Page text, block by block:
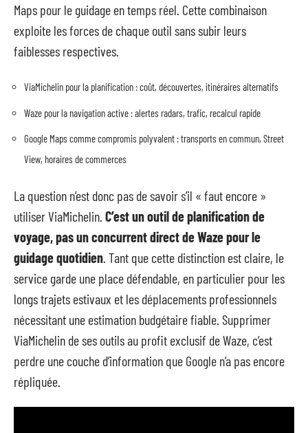
Maps pour le guidage en temps réel. Cette combinaison
exploite les forces de chaque outil sans subir leurs
faiblesses respectives.
ViaMichelin pour la planification : coût, découvertes, itinéraires alternatifs
Waze pour la navigation active : alertes radars, trafic, recalcul rapide
Google Maps comme compromis polyvalent : transports en commun, Street
View, horaires de commerces
La question n’est donc pas de savoir s’il « faut encore »
utiliser ViaMichelin. C’est un outil de planification de
voyage, pas un concurrent direct de Waze pour le
guidage quotidien . Tant que cette distinction est claire, le
service garde une place défendable, en particulier pour les
longs trajets estivaux et les déplacements professionnels
nécessitant une estimation budgétaire fiable. Supprimer
ViaMichelin de ses outils au profit exclusif de Waze, c’est
perdre une couche d’information que Google n’a pas encore
répliquée.